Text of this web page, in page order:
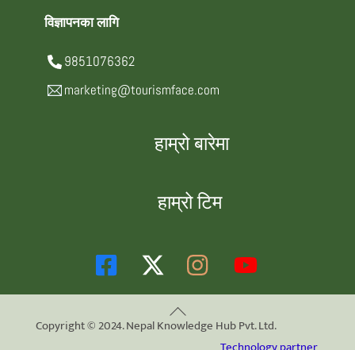
विज्ञापनका लागि
9851076362
marketing@tourismface.com
हाम्रो बारेमा
हाम्रो टिम
Back
To
Copyright © 2024. Nepal Knowledge Hub Pvt. Ltd.